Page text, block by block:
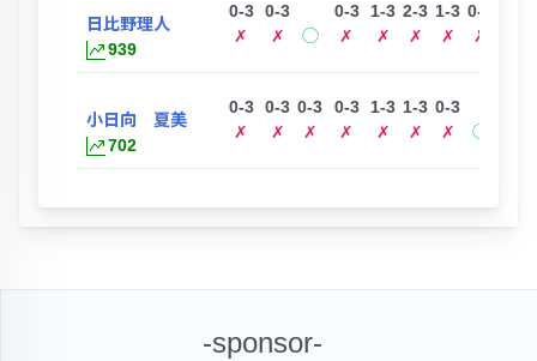
日比野理人
939
0-3
✗
0-3
✗
◯
0-3
✗
1-3
✗
2-3
✗
1-3
✗
0-3
✗
小日向 夏美
702
0-3
✗
0-3
✗
0-3
✗
0-3
✗
1-3
✗
1-3
✗
0-3
✗
◯
-sponsor-